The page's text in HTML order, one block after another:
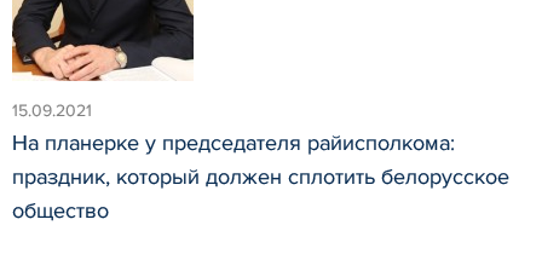
15.09.2021
На планерке у председателя райисполкома:
праздник, который должен сплотить белорусское
общество